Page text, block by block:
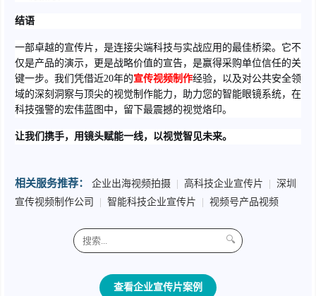
结语
一部卓越的宣传片，是连接尖端科技与实战应用的最佳桥梁。它不
仅是产品的演示，更是战略价值的宣告，是赢得采购单位信任的关
键一步。我们凭借近20年的宣传视频制作经验，以及对公共安全领
域的深刻洞察与顶尖的视觉制作能力，助力您的智能眼镜系统，在
科技强警的宏伟蓝图中，留下最震撼的视觉烙印。
让我们携手，用镜头赋能一线，以视觉智见未来。
相关服务推荐： 企业出海视频拍摄 高科技企业宣传片
深圳
宣传视频制作公司
智能科技企业宣传片 视频号产品视频
🔍
查看企业宣传片案例